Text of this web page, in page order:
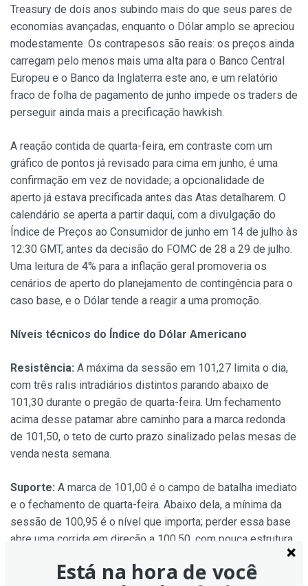
Treasury de dois anos subindo mais do que seus pares de
economias avançadas, enquanto o Dólar amplo se apreciou
modestamente. Os contrapesos são reais: os preços ainda
carregam pelo menos mais uma alta para o Banco Central
Europeu e o Banco da Inglaterra este ano, e um relatório
fraco de folha de pagamento de junho impede os traders de
perseguir ainda mais a precificação hawkish.
A reação contida de quarta-feira, em contraste com um
gráfico de pontos já revisado para cima em junho, é uma
confirmação em vez de novidade; a opcionalidade de
aperto já estava precificada antes das Atas detalharem. O
calendário se aperta a partir daqui, com a divulgação do
Índice de Preços ao Consumidor de junho em 14 de julho às
12:30 GMT, antes da decisão do FOMC de 28 a 29 de julho.
Uma leitura de 4% para a inflação geral promoveria os
cenários de aperto do planejamento de contingência para o
caso base, e o Dólar tende a reagir a uma promoção.
Níveis técnicos do Índice do Dólar Americano
Resistência: A máxima da sessão em 101,27 limita o dia,
com três ralis intradiários distintos parando abaixo de
101,30 durante o pregão de quarta-feira. Um fechamento
acima desse patamar abre caminho para a marca redonda
de 101,50, o teto de curto prazo sinalizado pelas mesas de
venda nesta semana.
Suporte: A marca de 101,00 é o campo de batalha imediato
e o fechamento de quarta-feira. Abaixo dela, a mínima da
sessão de 100,95 é o nível que importa; perder essa base
abre uma corrida em direção a 100,50, com pouca estrutura
Está na hora de você